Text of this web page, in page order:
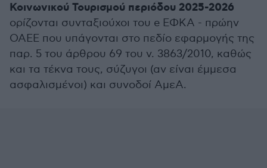
Κοινωνικού Τουρισμού περιόδου 2025-2026
ορίζονται συνταξιούχοι του e ΕΦΚΑ - πρώην
ΟΑΕΕ που υπάγονται στο πεδίο εφαρμογής της
παρ. 5 του άρθρου 69 του ν. 3863/2010, καθώς
και τα τέκνα τους, σύζυγοι (αν είναι έμμεσα
ασφαλισμένοι) και συνοδοί ΑμεΑ.